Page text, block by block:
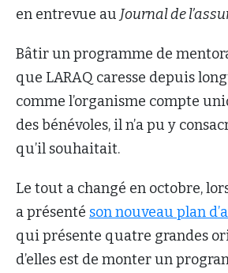
en entrevue au Journal de
Bâtir un programme de
que LARAQ caresse depuis
comme l’organisme compte
des bénévoles, il n’a pu y
qu’il souhaitait.
Le tout a changé en octobre,
a présenté son nouveau plan
qui présente quatre grandes
d’elles est de monter un